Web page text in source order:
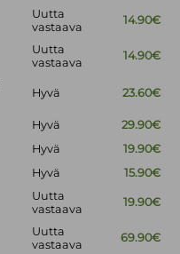
Uutta
vastaava
14.90€
Uutta
vastaava
14.90€
Hyvä 23.60€
Hyvä
29.90€
Hyvä
19.90€
Hyvä 15.90€
Uutta
vastaava
19.90€
Uutta
vastaava
69.90€